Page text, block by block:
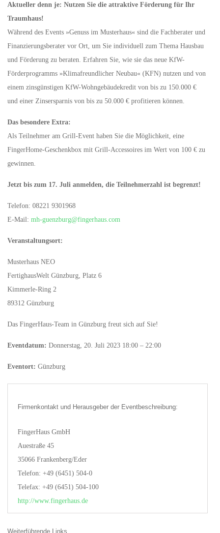
Aktueller denn je: Nutzen Sie die attraktive Förderung für Ihr
Traumhaus!
Während des Events »Genuss im Musterhaus« sind die Fachberater und
Finanzierungsberater vor Ort, um Sie individuell zum Thema Hausbau
und Förderung zu beraten. Erfahren Sie, wie sie das neue KfW-
Förderprogramms »Klimafreundlicher Neubau« (KFN) nutzen und von
einem zinsgünstigen KfW-Wohngebäudekredit von bis zu 150.000 €
und einer Zinsersparnis von bis zu 50.000 € profitieren können.
Das besondere Extra:
Als Teilnehmer am Grill-Event haben Sie die Möglichkeit, eine
FingerHome-Geschenkbox mit Grill-Accessoires im Wert von 100 € zu
gewinnen.
Jetzt bis zum 17. Juli anmelden, die Teilnehmerzahl ist begrenzt!
Telefon: 08221 9301968
E-Mail: mh-guenzburg@fingerhaus.com
Veranstaltungsort:
Musterhaus NEO
FertighausWelt Günzburg, Platz 6
Kimmerle-Ring 2
89312 Günzburg
Das FingerHaus-Team in Günzburg freut sich auf Sie!
Eventdatum: Donnerstag, 20. Juli 2023 18:00 – 22:00
Eventort: Günzburg
Firmenkontakt und Herausgeber der Eventbeschreibung:
FingerHaus GmbH
Auestraße 45
35066 Frankenberg/Eder
Telefon: +49 (6451) 504-0
Telefax: +49 (6451) 504-100
http://www.fingerhaus.de
Weiterführende Links